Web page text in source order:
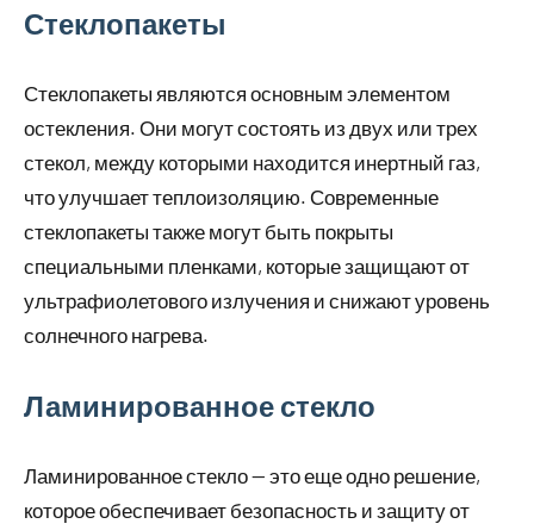
Стеклопакеты
Стеклопакеты являются основным элементом
остекления. Они могут состоять из двух или трех
стекол, между которыми находится инертный газ,
что улучшает теплоизоляцию. Современные
стеклопакеты также могут быть покрыты
специальными пленками, которые защищают от
ультрафиолетового излучения и снижают уровень
солнечного нагрева.
Ламинированное стекло
Ламинированное стекло — это еще одно решение,
которое обеспечивает безопасность и защиту от